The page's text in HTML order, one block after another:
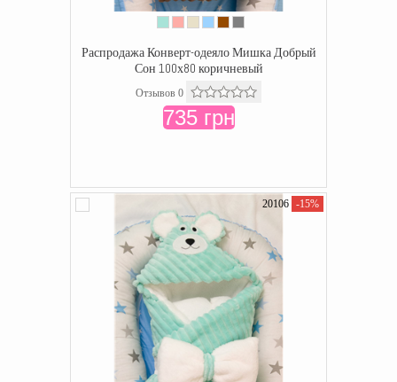
Распродажа Конверт-одеяло Мишка Добрый
Сон 100х80 коричневый
Отзывов 0
735 грн
20106 -15%